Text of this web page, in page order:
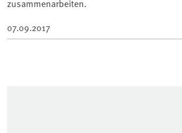
zusammenarbeiten.
07.09.2017